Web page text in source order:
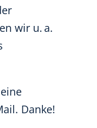
wir u. a.
Danke!